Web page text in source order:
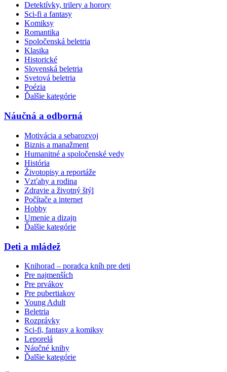
Detektívky, trilery a horory
Sci-fi a fantasy
Komiksy
Romantika
Spoločenská beletria
Klasika
Historické
Slovenská beletria
Svetová beletria
Poézia
Ďalšie kategórie
Náučná a odborná
Motivácia a sebarozvoj
Biznis a manažment
Humanitné a spoločenské vedy
História
Životopisy a reportáže
Vzťahy a rodina
Zdravie a životný štýl
Počítače a internet
Hobby
Umenie a dizajn
Ďalšie kategórie
Deti a mládež
Knihorad – poradca kníh pre deti
Pre najmenších
Pre prvákov
Pre pubertiakov
Young Adult
Beletria
Rozprávky
Sci-fi, fantasy a komiksy
Leporelá
Náučné knihy
Ďalšie kategórie